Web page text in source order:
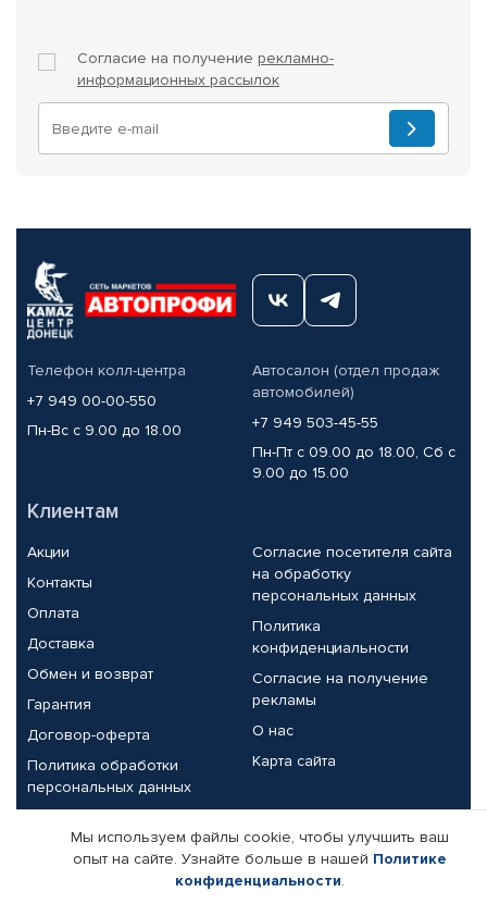
Согласие на получение рекламно-
информационных рассылок
Телефон колл-центра
+7 949 00-00-550
Пн-Вс с 9.00 до 18.00
Автосалон (отдел продаж
автомобилей)
+7 949 503-45-55
Пн-Пт с 09.00 до 18.00, Сб с
9.00 до 15.00
Клиентам
Акции
Контакты
Оплата
Доставка
Обмен и возврат
Гарантия
Договор-оферта
Политика обработки
персональных данных
Согласие посетителя сайта
на обработку
персональных данных
Политика
конфиденциальности
Согласие на получение
рекламы
О нас
Карта сайта
Партнерам
Корпоративным клиентам
Реквизиты компании
Мы используем файлы cookie, чтобы улучшить ваш
опыт на сайте. Узнайте больше в нашей Политике
конфиденциальности.